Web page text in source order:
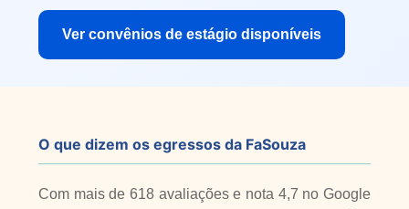
Ver convênios de estágio disponíveis
O que dizem os egressos da FaSouza
Com mais de 618 avaliações e nota 4,7 no Google